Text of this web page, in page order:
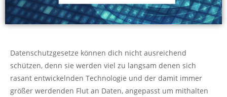
Datenschutzgesetze können dich nicht ausreichend
schützen, denn sie werden viel zu langsam denen sich
rasant entwickelnden Technologie und der damit immer
größer werdenden Flut an Daten, angepasst um mithalten